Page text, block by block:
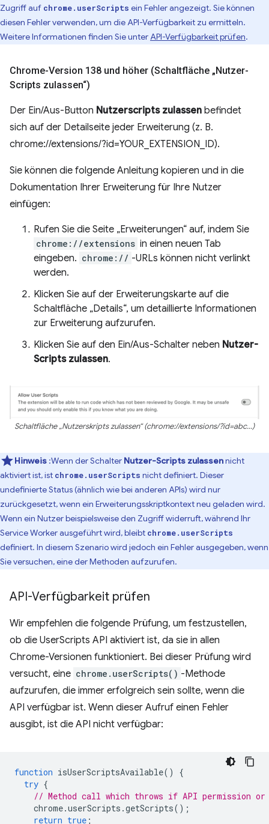
Zugriff auf chrome.userScripts ein Fehler angezeigt. Sie können
diesen Fehler verwenden, um die API-Verfügbarkeit zu ermitteln.
Weitere Informationen finden Sie unterAPI-Verfügbarkeit prüfen.
Chrome-Version 138 und höher (Schaltfläche „Nutzer-
Scripts zulassen“)
Der Ein/Aus-Button Nutzerscripts zulassen befindet
sich auf der Detailseite jeder Erweiterung (z. B.
chrome://extensions/?id=YOUR_EXTENSION_ID).
Sie können die folgende Anleitung kopieren und in die
Dokumentation Ihrer Erweiterung für Ihre Nutzer
einfügen:
Rufen Sie die Seite „Erweiterungen“ auf, indem Sie
chrome://extensions in einen neuen Tab
eingeben. chrome:// -URLs können nicht verlinkt
werden.
Klicken Sie auf der Erweiterungskarte auf die
Schaltfläche „Details“, um detaillierte Informationen
zur Erweiterung aufzurufen.
Klicken Sie auf den Ein/Aus-Schalter neben Nutzer-
Scripts zulassen.
Schaltfläche „Nutzerskripts zulassen“ (chrome://extensions/?id=abc...)
Hinweis :Wenn der Schalter Nutzer-Scripts zulassennicht
aktiviert ist, ist chrome.userScripts nicht definiert. Dieser
undefinierte Status (ähnlich wie bei anderen APIs) wird nur
zurückgesetzt, wenn ein Erweiterungsskriptkontext neu geladen wird.
Wenn ein Nutzer beispielsweise den Zugriff widerruft, während Ihr
Service Worker ausgeführt wird, bleibt chrome.userScripts
definiert. In diesem Szenario wird jedoch ein Fehler ausgegeben, wenn
Sie versuchen, eine der Methoden aufzurufen.
API-Verfügbarkeit prüfen
Wir empfehlen die folgende Prüfung, um festzustellen,
ob die UserScripts API aktiviert ist, da sie in allen
Chrome-Versionen funktioniert. Bei dieser Prüfung wird
versucht, eine chrome.userScripts() -Methode
aufzurufen, die immer erfolgreich sein sollte, wenn die
API verfügbar ist. Wenn dieser Aufruf einen Fehler
ausgibt, ist die API nicht verfügbar:
function isUserScriptsAvailable()
{
try {
// Method call which throws if API permission
chrome.userScripts .getScripts();
return true ;